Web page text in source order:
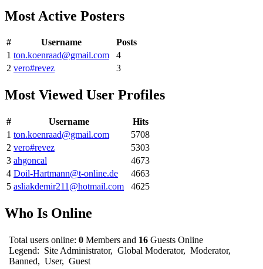
Most Active Posters
# Username
Posts
1 ton.koenraad@gmail.com
4
2 vero#revez 3
Most Viewed User Profiles
# Username
Hits
1 ton.koenraad@gmail.com
5708
2 vero#revez
5303
3 ahgoncal
4673
4 Doil-Hartmann@t-online.de
4663
5 asliakdemir211@hotmail.com 4625
Who Is Online
Total users online: 0 Members and 16 Guests Online
Legend: Site Administrator, Global Moderator, Moderator,
Banned, User, Guest